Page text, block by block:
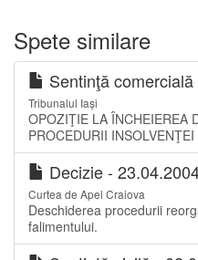
Spete similare
Sentinţă
Tribunalul Iași
OPOZIŢIE LA ÎNCHEIEREA
PROCEDURII INSOLVENŢEI
Decizie -
Curtea de Apel Craiova
Deschiderea procedurii
falimentului.